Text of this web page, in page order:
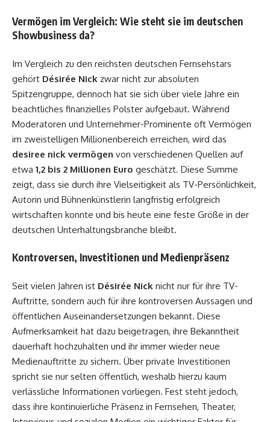
Vermögen im Vergleich: Wie steht sie im deutschen
Showbusiness da?
Im Vergleich zu den reichsten deutschen Fernsehstars
gehört Désirée Nick zwar nicht zur absoluten
Spitzengruppe, dennoch hat sie sich über viele Jahre ein
beachtliches finanzielles Polster aufgebaut. Während
Moderatoren und Unternehmer-Prominente oft Vermögen
im zweistelligen Millionenbereich erreichen, wird das
desiree nick vermögen von verschiedenen Quellen auf
etwa 1,2 bis 2 Millionen Euro geschätzt. Diese Summe
zeigt, dass sie durch ihre Vielseitigkeit als TV-Persönlichkeit,
Autorin und Bühnenkünstlerin langfristig erfolgreich
wirtschaften konnte und bis heute eine feste Größe in der
deutschen Unterhaltungsbranche bleibt.
Kontroversen, Investitionen und Medienpräsenz
Seit vielen Jahren ist Désirée Nick nicht nur für ihre TV-
Auftritte, sondern auch für ihre kontroversen Aussagen und
öffentlichen Auseinandersetzungen bekannt. Diese
Aufmerksamkeit hat dazu beigetragen, ihre Bekanntheit
dauerhaft hochzuhalten und ihr immer wieder neue
Medienauftritte zu sichern. Über private Investitionen
spricht sie nur selten öffentlich, weshalb hierzu kaum
verlässliche Informationen vorliegen. Fest steht jedoch,
dass ihre kontinuierliche Präsenz in Fernsehen, Theater,